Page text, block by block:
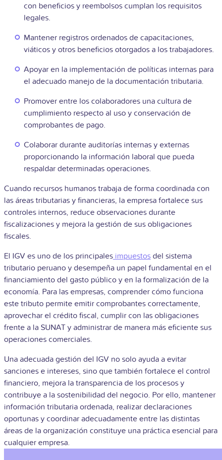
con beneficios y reembolsos cumplan los requisitos
legales.
Mantener registros ordenados de capacitaciones,
viáticos y otros beneficios otorgados a los trabajadores.
Apoyar en la implementación de políticas internas para
el adecuado manejo de la documentación tributaria.
Promover entre los colaboradores una cultura de
cumplimiento respecto al uso y conservación de
comprobantes de pago.
Colaborar durante auditorías internas y externas
proporcionando la información laboral que pueda
respaldar determinadas operaciones.
Cuando recursos humanos trabaja de forma coordinada con
las áreas tributarias y financieras, la empresa fortalece sus
controles internos, reduce observaciones durante
fiscalizaciones y mejora la gestión de sus obligaciones
fiscales.
El IGV es uno de los principales impuestos del sistema
tributario peruano y desempeña un papel fundamental en el
financiamiento del gasto público y en la formalización de la
economía. Para las empresas, comprender cómo funciona
este tributo permite emitir comprobantes correctamente,
aprovechar el crédito fiscal, cumplir con las obligaciones
frente a la SUNAT y administrar de manera más eficiente sus
operaciones comerciales.
Una adecuada gestión del IGV no solo ayuda a evitar
sanciones e intereses, sino que también fortalece el control
financiero, mejora la transparencia de los procesos y
contribuye a la sostenibilidad del negocio. Por ello, mantener
información tributaria ordenada, realizar declaraciones
oportunas y coordinar adecuadamente entre las distintas
áreas de la organización constituye una práctica esencial para
cualquier empresa.